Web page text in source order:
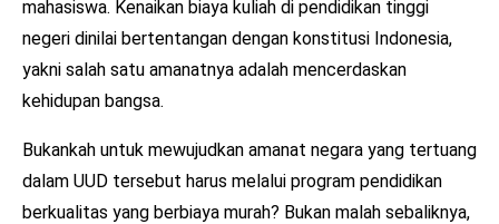
mahasiswa. Kenaikan biaya kuliah di pendidikan tinggi
negeri dinilai bertentangan dengan konstitusi Indonesia,
yakni salah satu amanatnya adalah mencerdaskan
kehidupan bangsa.
Bukankah untuk mewujudkan amanat negara yang tertuang
dalam UUD tersebut harus melalui program pendidikan
berkualitas yang berbiaya murah? Bukan malah sebaliknya,